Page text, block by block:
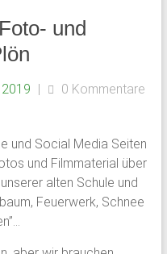
und
| 0 Kommentare
und Social Media Seiten
und Filmmaterial über
alten Schule und
Feuerwerk, Schnee